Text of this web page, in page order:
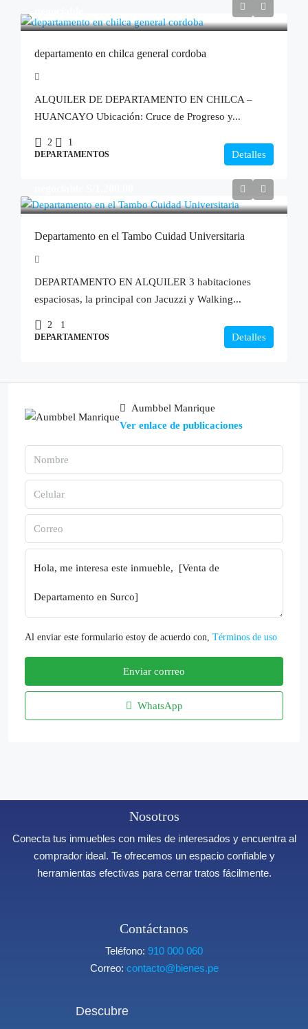
departamento en chilca general cordoba
ALQUILER DE DEPARTAMENTO EN CHILCA –
HUANCAYO Ubicación: Cruce de Progreso y...
2 1
DEPARTAMENTOS Detalles
Departamento en el Tambo Cuidad Universitaria
DEPARTAMENTO EN ALQUILER 3 habitaciones
espaciosas, la principal con Jacuzzi y Walking...
2 1
DEPARTAMENTOS Detalles
Aumbbel Manrique
Ver enlace de publicaciones
Al enviar este formulario estoy de acuerdo con, Términos de uso
Enviar corrreo
WhatsApp
Nosotros
Conecta tus inmuebles con miles de interesados y encuentra al
comprador ideal. Te ofrecemos un espacio confiable y
herramientas efectivas para cerrar tratos fácilmente.
Contáctanos
Teléfono: 910 000 060
Correo: contacto@bienes.pe
Descubre